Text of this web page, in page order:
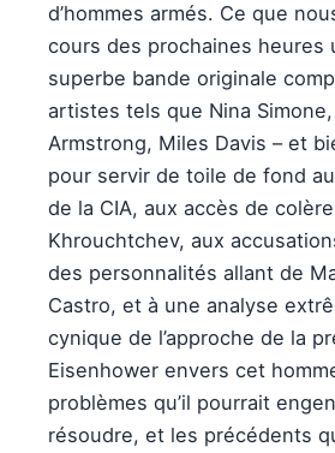
d’hommes armés. Ce que
cours des prochaines heures
superbe bande originale
artistes tels que Nina
Armstrong, Miles Davis – et
pour servir de toile de fond
de la CIA, aux accès de
Khrouchtchev, aux
des personnalités allant de
Castro, et à une analyse
cynique de l’approche de la
Eisenhower envers cet
problèmes qu’il pourrait
résoudre, et les précédents